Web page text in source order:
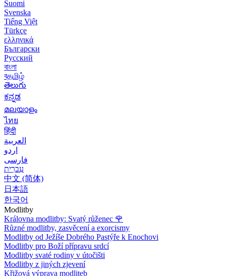
Suomi
Svenska
Tiếng Việt
Türkçe
ελληνικά
Български
Русский
বাংলা
বதமிழ்
తెలుగు
ಕನ್ನಡ
മലയാളം
ไทย
हिंदी
العربية
اردو
فارسی
עִברִית
中文 (简体)
日本語
한국어
Modlitby
Královna modlitby: Svatý růženec 🌹
Různé modlitby, zasvěcení a exorcismy
Modlitby od Ježíše Dobrého Pastýře k Enochovi
Modlitby pro Boží přípravu srdcí
Modlitby svaté rodiny v útočišti
Modlitby z jiných zjevení
Křižová výprava modliteb